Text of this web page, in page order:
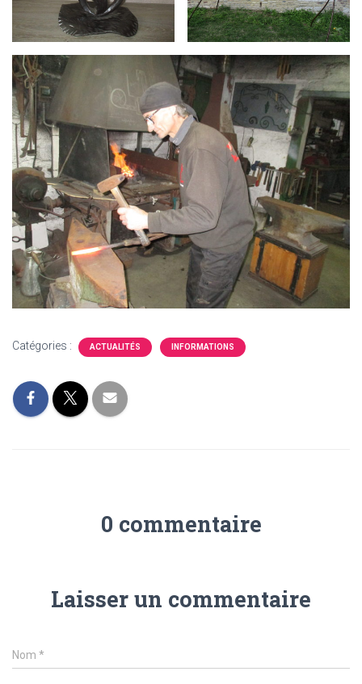
Catégories : ACTUALITÉS INFORMATIONS
0 commentaire
Laisser un commentaire
Nom *